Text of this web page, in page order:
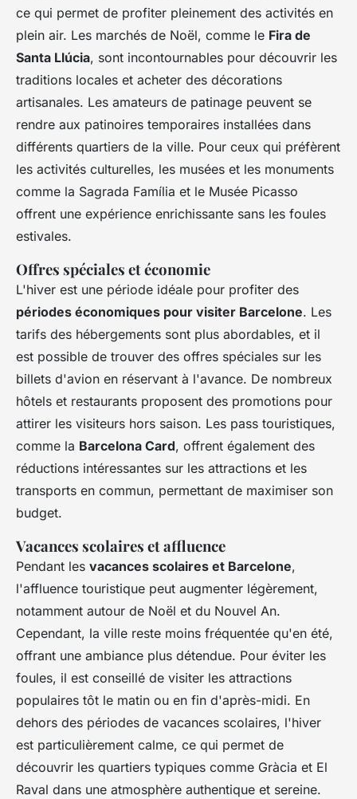
ce qui permet de profiter pleinement des activités en
plein air. Les marchés de Noël, comme le Fira de
Santa Llúcia, sont incontournables pour découvrir les
traditions locales et acheter des décorations
artisanales. Les amateurs de patinage peuvent se
rendre aux patinoires temporaires installées dans
différents quartiers de la ville. Pour ceux qui préfèrent
les activités culturelles, les musées et les monuments
comme la Sagrada Família et le Musée Picasso
offrent une expérience enrichissante sans les foules
estivales.
Offres spéciales et économie
L'hiver est une période idéale pour profiter des
périodes économiques pour visiter Barcelone. Les
tarifs des hébergements sont plus abordables, et il
est possible de trouver des offres spéciales sur les
billets d'avion en réservant à l'avance. De nombreux
hôtels et restaurants proposent des promotions pour
attirer les visiteurs hors saison. Les pass touristiques,
comme la Barcelona Card, offrent également des
réductions intéressantes sur les attractions et les
transports en commun, permettant de maximiser son
budget.
Vacances scolaires et affluence
Pendant les vacances scolaires et Barcelone,
l'affluence touristique peut augmenter légèrement,
notamment autour de Noël et du Nouvel An.
Cependant, la ville reste moins fréquentée qu'en été,
offrant une ambiance plus détendue. Pour éviter les
foules, il est conseillé de visiter les attractions
populaires tôt le matin ou en fin d'après-midi. En
dehors des périodes de vacances scolaires, l'hiver
est particulièrement calme, ce qui permet de
découvrir les quartiers typiques comme Gràcia et El
Raval dans une atmosphère authentique et sereine.